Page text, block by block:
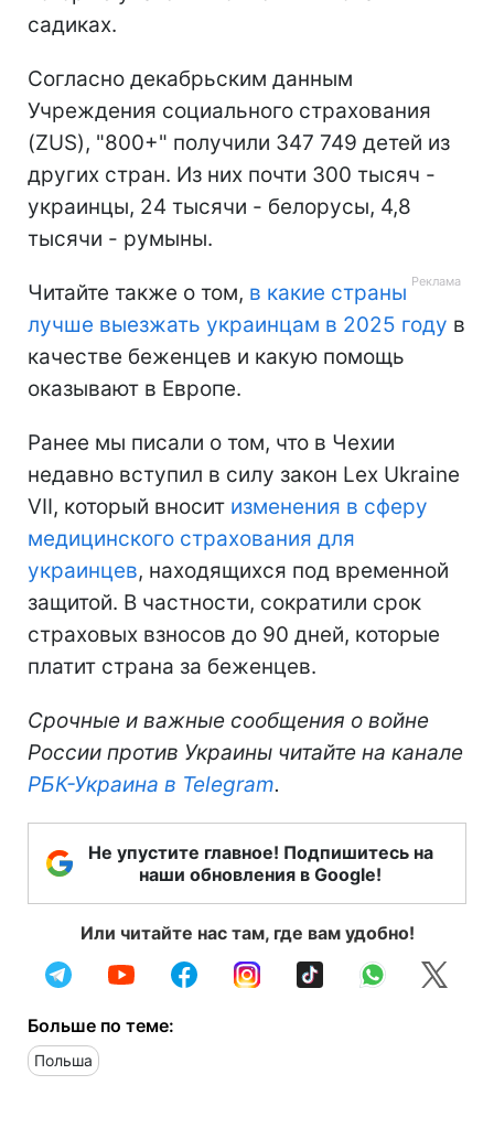
садиках.
Согласно декабрьским данным
Учреждения социального страхования
(ZUS), "800+" получили 347 749 детей из
других стран. Из них почти 300 тысяч -
украинцы, 24 тысячи - белорусы, 4,8
тысячи - румыны.
Читайте также о том, в какие страны
лучше выезжать украинцам в 2025 году в
качестве беженцев и какую помощь
оказывают в Европе.
Ранее мы писали о том, что в Чехии
недавно вступил в силу закон Lex Ukraine
VII, который вносит изменения в сферу
медицинского страхования для
украинцев, находящихся под временной
защитой. В частности, сократили срок
страховых взносов до 90 дней, которые
платит страна за беженцев.
Срочные и важные сообщения о войне
России против Украины читайте на канале
РБК-Украина в Telegram.
Не упустите главное! Подпишитесь на
наши обновления в Google!
Или читайте нас там, где вам удобно!
Больше по теме:
Польша